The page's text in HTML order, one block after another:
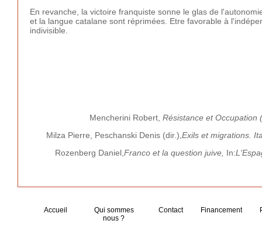
En revanche, la victoire franquiste sonne le glas de
et la langue catalane sont réprimées. Etre favorable à
indivisible.
Mencherini Robert, Résistance et Occupation
Milza Pierre, Peschanski Denis (dir.), Exils et migrations.
Rozenberg Daniel, Franco et la question juive, In:
Accueil
Qui sommes
nous ?
Contact Financement